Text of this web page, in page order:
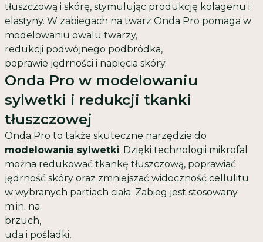
tłuszczową i skórę, stymulując produkcję kolagenu i
elastyny. W zabiegach na twarz Onda Pro pomaga w:
modelowaniu owalu twarzy,
redukcji podwójnego podbródka,
poprawie jędrności i napięcia skóry.
Onda Pro w modelowaniu
sylwetki i redukcji tkanki
tłuszczowej
Onda Pro to także skuteczne narzędzie do
modelowania sylwetki. Dzięki technologii mikrofal
można redukować tkankę tłuszczową, poprawiać
jędrność skóry oraz zmniejszać widoczność cellulitu
w wybranych partiach ciała. Zabieg jest stosowany
m.in. na:
brzuch,
uda i pośladki,